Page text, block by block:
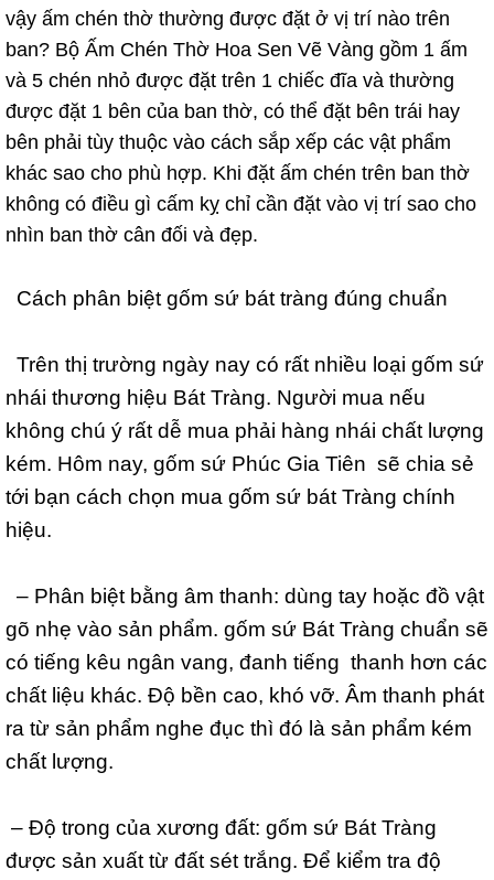
vậy ấm chén thờ thường được đặt ở vị trí nào trên
ban? Bộ Ấm Chén Thờ Hoa Sen Vẽ Vàng gồm 1 ấm
và 5 chén nhỏ được đặt trên 1 chiếc đĩa và thường
được đặt 1 bên của ban thờ, có thể đặt bên trái hay
bên phải tùy thuộc vào cách sắp xếp các vật phẩm
khác sao cho phù hợp. Khi đặt ấm chén trên ban thờ
không có điều gì cấm kỵ chỉ cần đặt vào vị trí sao cho
nhìn ban thờ cân đối và đẹp.
Cách phân biệt gốm sứ bát tràng đúng chuẩn
Trên thị trường ngày nay có rất nhiều loại gốm sứ
nhái thương hiệu Bát Tràng. Người mua nếu
không chú ý rất dễ mua phải hàng nhái chất lượng
kém. Hôm nay, gốm sứ Phúc Gia Tiên sẽ chia sẻ
tới bạn cách chọn mua gốm sứ bát Tràng chính
hiệu.
– Phân biệt bằng âm thanh: dùng tay hoặc đồ vật
gõ nhẹ vào sản phẩm. gốm sứ Bát Tràng chuẩn sẽ
có tiếng kêu ngân vang, đanh tiếng thanh hơn các
chất liệu khác. Độ bền cao, khó vỡ. Âm thanh phát
ra từ sản phẩm nghe đục thì đó là sản phẩm kém
chất lượng.
– Độ trong của xương đất: gốm sứ Bát Tràng
được sản xuất từ đất sét trắng. Để kiểm tra độ